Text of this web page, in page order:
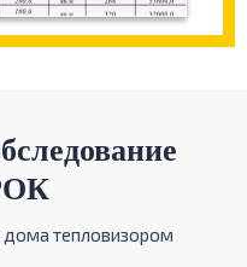
тепловизором